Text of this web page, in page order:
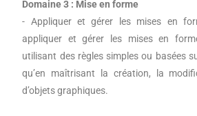
Domaine 3 : Mise en forme
- Appliquer et gérer les mises en
appliquer et gérer les mises en
utilisant des règles simples ou basées
qu’en maîtrisant la création, la
d’objets graphiques.